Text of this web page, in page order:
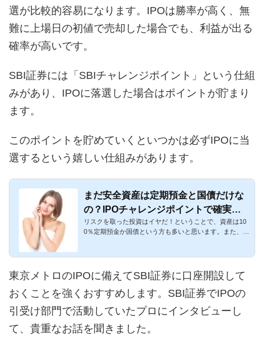
選が比較的容易になります。IPOは勝率が高く、無
難に上場日の初値で売却した場合でも、利益が出る
確率が高いです。
SBI証券には「SBIチャレンジポイント」という仕組
みがあり、IPOに落選した場合はポイントが貯まり
ます。
このポイントを貯めていくといつかは必ずIPOに当
選するという嬉しい仕組みがあります。
まだ安全資産は定期預金と国債だけな
の？IPOチャレンジポイントで確実にS
級IPOをゲットできる
リスクを取った投資はイヤだ！ということで、資産は10
0％定期預金か国債という方も多いと思います。また、リ
東京メトロのIPOに備えてSBI証券に口座開設して
おくことを強くおすすめします。SBI証券でIPOの
引受け部門で活動していたプロにインタビューし
て、貴重なお話を聞きました。